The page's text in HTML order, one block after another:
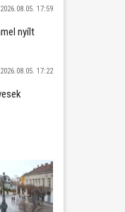
2026.08.05. 17:59
nyílt
2026.08.05. 17:22